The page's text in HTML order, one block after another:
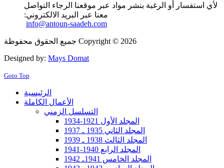
لأي استفسار أو الرغبة بنشر مواد عبر موقعنا الرجاء التواصل
معنا عبر البريد الالكتروني:
info@antoun-saadeh.com
جميع الحقوق محفوظة Copyright © 2026
Designed by: Mays Domat
Goto Top
الرئيسية
الأعمال الكاملة
التسلسل الزمني
المجلد الأول 1921-1934
المجلد الثاني 1935 ـ 1937
المجلد الثالث 1938 ـ 1939
المجلد الرابع 1940-1941
المجلد الخامس 1941ـ 1942